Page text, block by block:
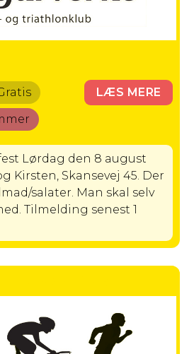
LÆS MERE
Lørdag den 8 august
Kirsten, Skansevej 45. Der
salater. Man skal selv
Tilmelding senest 1